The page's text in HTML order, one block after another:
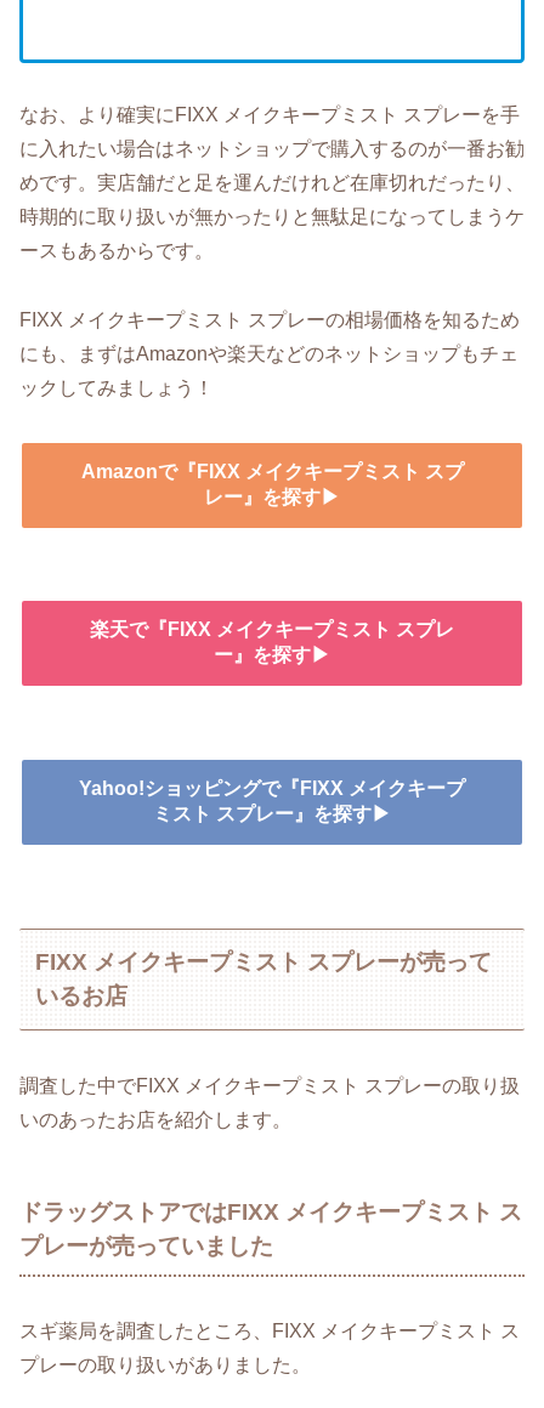
なお、より確実にFIXX メイクキープミスト スプレーを手
に入れたい場合はネットショップで購入するのが一番お勧
めです。実店舗だと足を運んだけれど在庫切れだったり、
時期的に取り扱いが無かったりと無駄足になってしまうケ
ースもあるからです。
FIXX メイクキープミスト スプレーの相場価格を知るため
にも、まずはAmazonや楽天などのネットショップもチェ
ックしてみましょう！
Amazonで『FIXX メイクキープミスト スプ
レー』を探す▶
楽天で『FIXX メイクキープミスト スプレ
ー』を探す▶
Yahoo!ショッピングで『FIXX メイクキープ
ミスト スプレー』を探す▶
FIXX メイクキープミスト スプレーが売って
いるお店
調査した中でFIXX メイクキープミスト スプレーの取り扱
いのあったお店を紹介します。
ドラッグストアではFIXX メイクキープミスト ス
プレーが売っていました
スギ薬局を調査したところ、FIXX メイクキープミスト ス
プレーの取り扱いがありました。